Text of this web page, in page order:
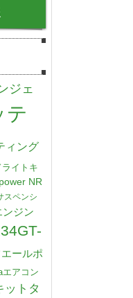
ジェ
テ
ィング
イトキ
NR
スペンシ
ンジン
ールポ
エアコン
ットタ